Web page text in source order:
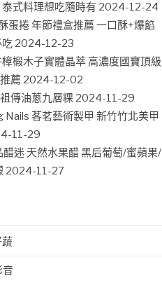
式料理想吃隨時有 2024-12-24
蛋捲 年節禮盒推薦 一口酥+爆餡
吃 2024-12-23
樟椴木子實體晶萃 高濃度國寶頂級
薦 2024-12-02
傳油蔥九層粿 2024-11-29
Nails 茖茗藝術製甲 新竹竹北美甲
11-29
迷 天然水果醋 黑后葡萄/蜜蘋果/
2024-11-27
蔬
音